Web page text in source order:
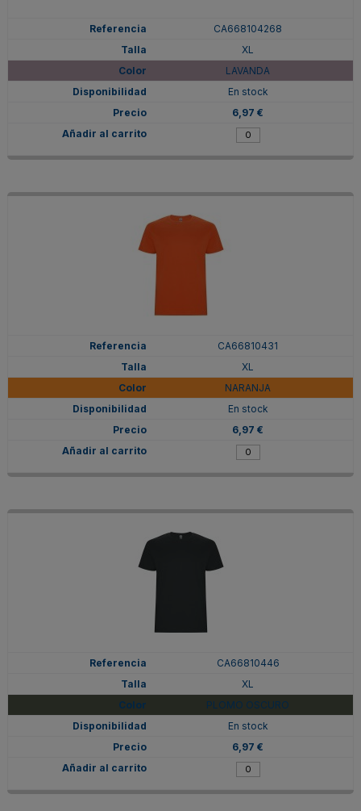
CA668104268
XL
LAVANDA
En stock
6,97 €
CA66810431
XL
NARANJA
En stock
6,97 €
CA66810446
XL
PLOMO OSCURO
En stock
6,97 €